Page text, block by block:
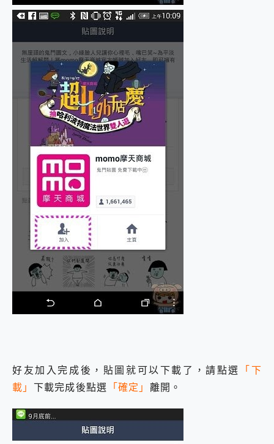
好友加入完成後，貼圖就可以下載了，請點選 「下
載」 下載完成後點選 「確定」 離開。